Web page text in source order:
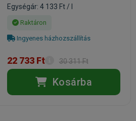
Egységár: 4 133 Ft / l
Raktáron
Ingyenes házhozszállítás
22 733 Ft 30 311 Ft
Kosárba